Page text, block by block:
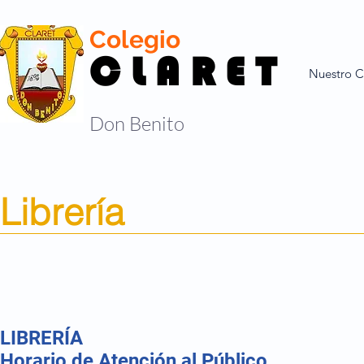
Colegio
C L A R E T Nuestro
Don Benito
Librería
LIBRERÍA